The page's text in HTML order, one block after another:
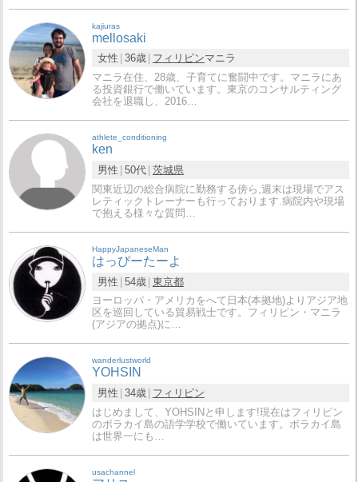
kajiuras
mellosaki
女性 36歳 フィリピンマニラ
マニラ在住、28歳、子育てに奮闘中です。マニラにあ
る投資銀行で働いています。東京のコンサルティング
会社を退職し、2016…
athlete_conditioning
ken
男性 50代 茨城県
関東近辺の総合病院に勤務する傍ら,週末は現場でアス
レティックトレーナーも行っております.病院内や現場
で抱える様々な質問…
HappyJapaneseMan
はっぴーたーよ
男性 54歳 東京都
ヨーロッパ・アメリカをへて日本(本拠地)よりアジア地
区を巡回している貿易戦士です。フィリピン・マニラ
(アジアの拠点)に…
wanderlustworld
YOHSIN
男性 34歳
フィリピン
はじめまして、YOHSINと申します!現在はフィリピン
のボラカイ島の語学学校で働いています。ボラカイ島
は世界一にも…
usachannel